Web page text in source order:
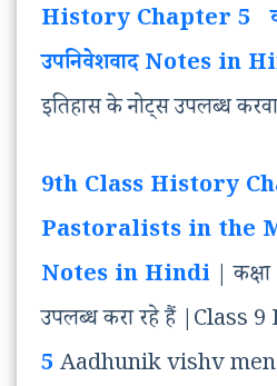
History Chapter 5
उपनिवेशवाद Notes in
इतिहास के नोट्स उपलब्ध
9th Class History
Pastoralists in the
Notes in Hindi |
उपलब्ध करा रहे हैं |Class
5 Aadhunik vishv